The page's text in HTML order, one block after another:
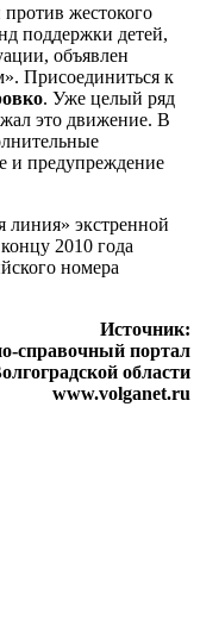
жестокого
поддержки детей,
объявлен
Присоединиться к
. Уже целый ряд
это движение. В
и предупреждение
линия» экстренной
2010 года
номера
Источник:
справочный портал
области
www.volganet.ru